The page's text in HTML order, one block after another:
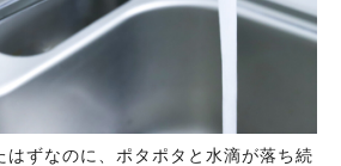
はずなのに、ポタポタと水滴が落ち続